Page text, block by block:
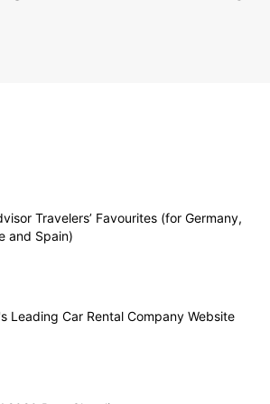
Travelers’ Favourites (for Germany,
and Spain)
Leading Car Rental Company Website